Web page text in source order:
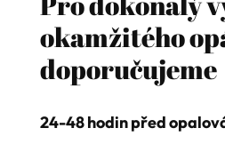
okamžitého
doporučujeme
24-48 hodin před